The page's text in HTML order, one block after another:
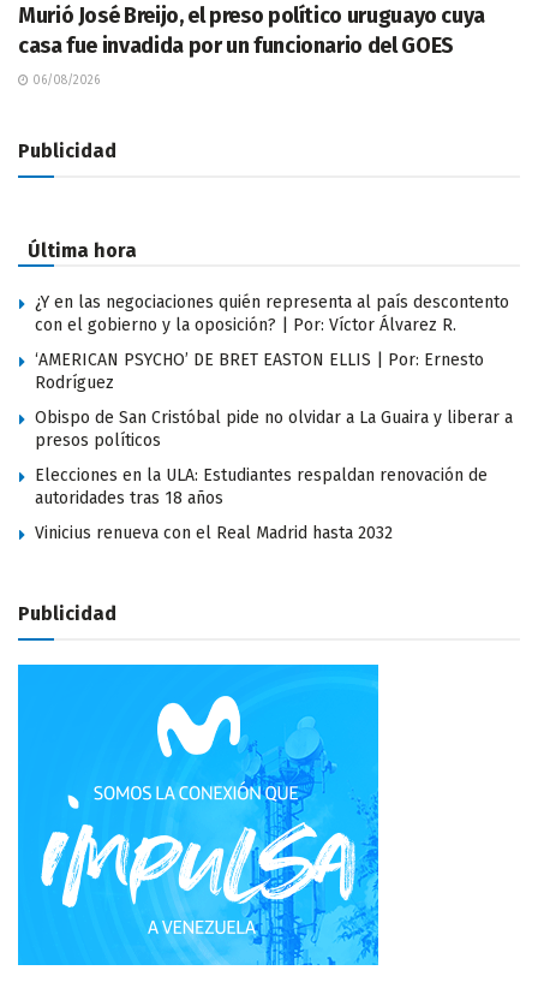
Murió José Breijo, el preso político uruguayo cuya
casa fue invadida por un funcionario del GOES
06/08/2026
Publicidad
Última hora
¿Y en las negociaciones quién representa al país descontento
con el gobierno y la oposición? | Por: Víctor Álvarez R.
‘AMERICAN PSYCHO’ DE BRET EASTON ELLIS | Por: Ernesto
Rodríguez
Obispo de San Cristóbal pide no olvidar a La Guaira y liberar a
presos políticos
Elecciones en la ULA: Estudiantes respaldan renovación de
autoridades tras 18 años
Vinicius renueva con el Real Madrid hasta 2032
Publicidad